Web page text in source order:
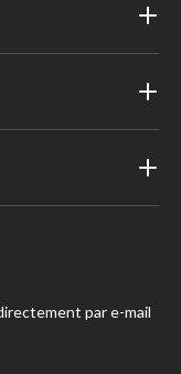
par e-mail